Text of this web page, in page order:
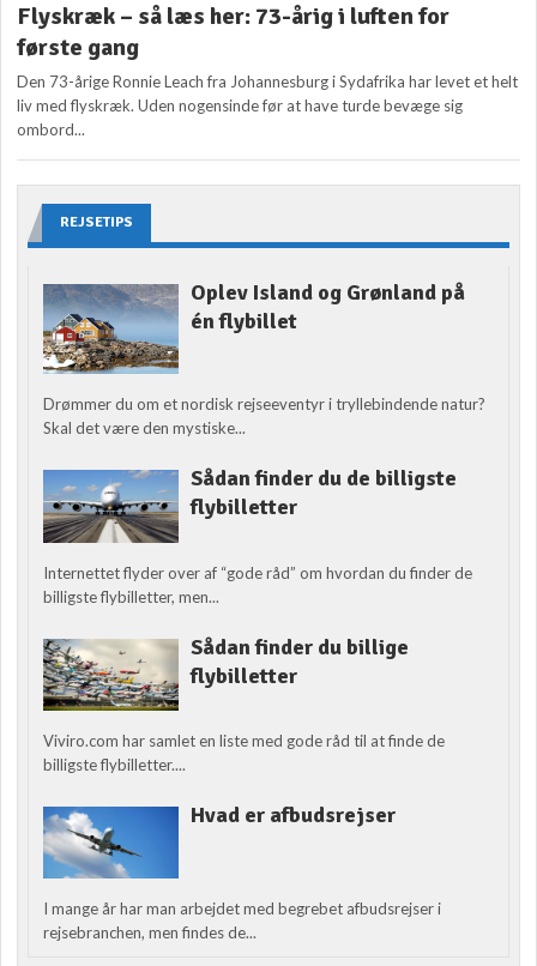
Flyskræk – så læs her: 73-årig i luften for
første gang
Den 73-årige Ronnie Leach fra Johannesburg i Sydafrika har levet et helt
liv med flyskræk. Uden nogensinde før at have turde bevæge sig
ombord...
REJSETIPS
Oplev Island og Grønland på
én flybillet
Drømmer du om et nordisk rejseeventyr i tryllebindende natur?
Skal det være den mystiske...
Sådan finder du de billigste
flybilletter
Internettet flyder over af “gode råd” om hvordan du finder de
billigste flybilletter, men...
Sådan finder du billige
flybilletter
Viviro.com har samlet en liste med gode råd til at finde de
billigste flybilletter....
Hvad er afbudsrejser
I mange år har man arbejdet med begrebet afbudsrejser i
rejsebranchen, men findes de...